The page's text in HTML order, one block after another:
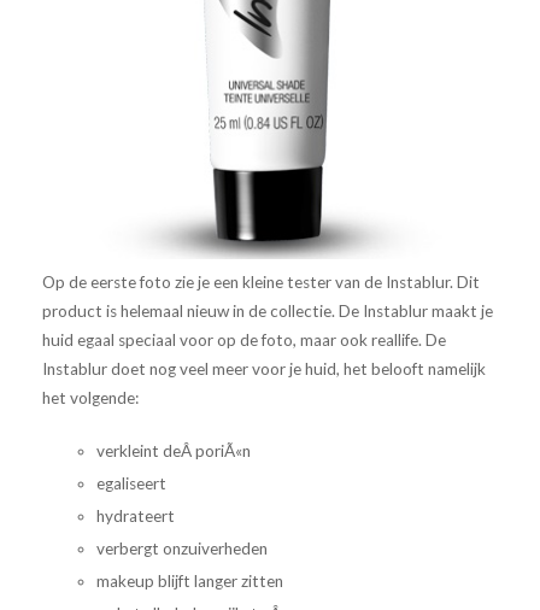
Op de eerste foto zie je een kleine tester van de Instablur. Dit
product is helemaal nieuw in de collectie. De Instablur maakt je
huid egaal speciaal voor op de foto, maar ook reallife. De
Instablur doet nog veel meer voor je huid, het belooft namelijk
het volgende:
verkleint deÂ poriÃ«n
egaliseert
hydrateert
verbergt onzuiverheden
makeup blijft langer zitten